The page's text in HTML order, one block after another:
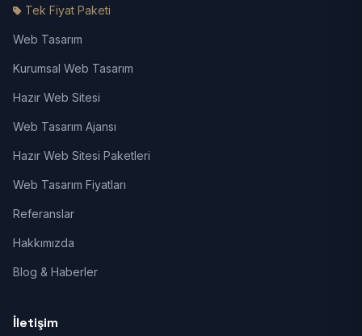
Tek Fiyat Paketi
Web Tasarım
Kurumsal Web Tasarım
Hazır Web Sitesi
Web Tasarım Ajansı
Hazır Web Sitesi Paketleri
Web Tasarım Fiyatları
Referanslar
Hakkımızda
Blog & Haberler
İletişim